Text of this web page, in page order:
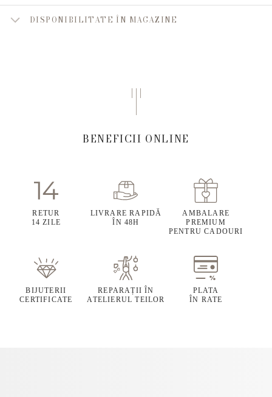
DISPONIBILITATE ÎN MAGAZINE
BENEFICII ONLINE
RETUR
14 ZILE
LIVRARE RAPIDĂ
ÎN 48H
AMBALARE
PREMIUM
PENTRU CADOURI
BIJUTERII
CERTIFICATE
REPARAȚII ÎN
ATELIERUL TEILOR
PLATA
ÎN RATE